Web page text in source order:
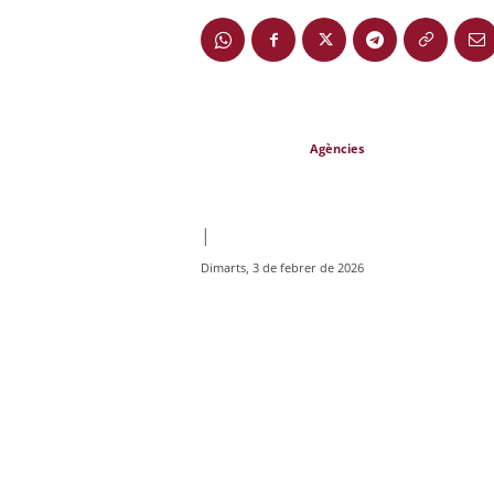
Agències
|
Dimarts, 3 de febrer de 2026